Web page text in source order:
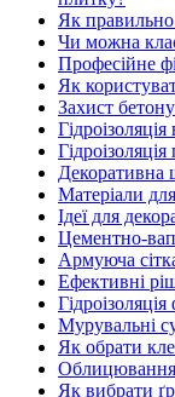
Як правильно
Чи можна
Професійне
Як
Захист
Гідроізоляція
Декоративна
Матеріали
Ідеї для
Цементно-
Армуюча
Ефективні
Мурувальні
Як обрати
Як вибрати